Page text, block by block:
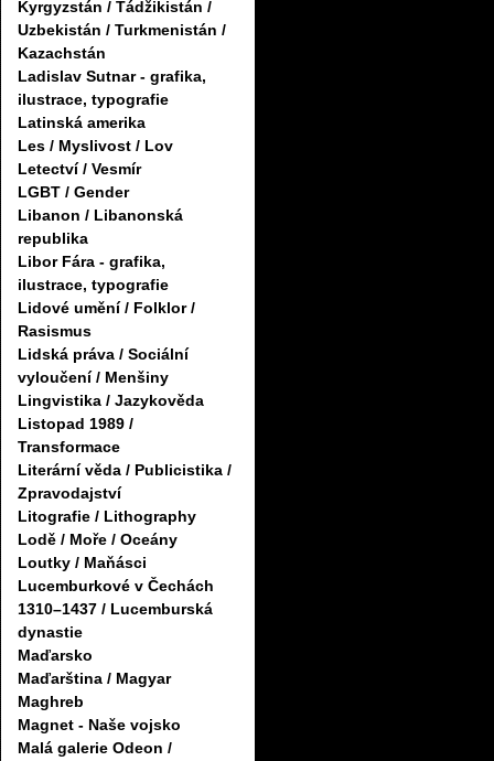
Kyrgyzstán / Tádžikistán /
Uzbekistán / Turkmenistán /
Kazachstán
Ladislav Sutnar - grafika,
ilustrace, typografie
Latinská amerika
Les / Myslivost / Lov
Letectví / Vesmír
LGBT / Gender
Libanon / Libanonská
republika
Libor Fára - grafika,
ilustrace, typografie
Lidové umění / Folklor /
Rasismus
Lidská práva / Sociální
vyloučení / Menšiny
Lingvistika / Jazykověda
Listopad 1989 /
Transformace
Literární věda / Publicistika /
Zpravodajství
Litografie / Lithography
Lodě / Moře / Oceány
Loutky / Maňásci
Lucemburkové v Čechách
1310–1437 / Lucemburská
dynastie
Maďarsko
Maďarština / Magyar
Maghreb
Magnet - Naše vojsko
Malá galerie Odeon /